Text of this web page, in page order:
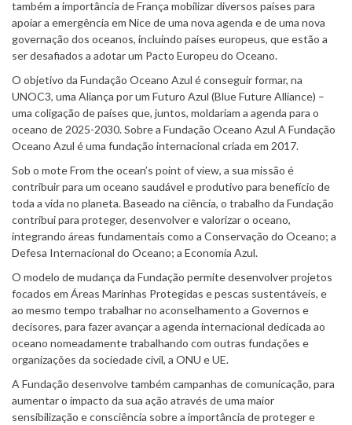
também a importância de França mobilizar diversos países para
apoiar a emergência em Nice de uma nova agenda e de uma nova
governação dos oceanos, incluindo países europeus, que estão a
ser desafiados a adotar um Pacto Europeu do Oceano.
O objetivo da Fundação Oceano Azul é conseguir formar, na
UNOC3, uma Aliança por um Futuro Azul (Blue Future Alliance) –
uma coligação de países que, juntos, moldariam a agenda para o
oceano de 2025-2030. Sobre a Fundação Oceano Azul A Fundação
Oceano Azul é uma fundação internacional criada em 2017.
Sob o mote From the ocean’s point of view, a sua missão é
contribuir para um oceano saudável e produtivo para benefício de
toda a vida no planeta. Baseado na ciência, o trabalho da Fundação
contribui para proteger, desenvolver e valorizar o oceano,
integrando áreas fundamentais como a Conservação do Oceano; a
Defesa Internacional do Oceano; a Economia Azul.
O modelo de mudança da Fundação permite desenvolver projetos
focados em Áreas Marinhas Protegidas e pescas sustentáveis, e
ao mesmo tempo trabalhar no aconselhamento a Governos e
decisores, para fazer avançar a agenda internacional dedicada ao
oceano nomeadamente trabalhando com outras fundações e
organizações da sociedade civil, a ONU e UE.
A Fundação desenvolve também campanhas de comunicação, para
aumentar o impacto da sua ação através de uma maior
sensibilização e consciência sobre a importância de proteger e